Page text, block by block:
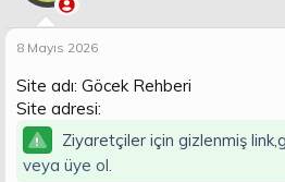
b
a
ş
a
t
a
n
ç
r
i
r
8 Mayıs 2026
Site adı: Göcek Rehberi
Site adresi:
Ziyaretçiler için gizlenmiş
veya üye ol.